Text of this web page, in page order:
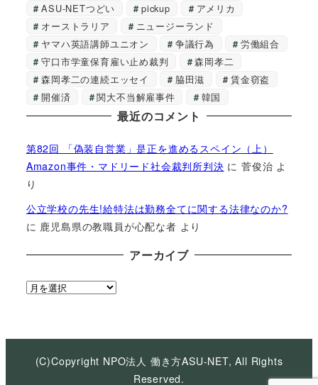
ASU-NETつどい pickup
アメリカ
オーストラリア
ニュージーランド
ヤマハ英語講師ユニオン
争議行為
労働組合
守口市学童保育雇い止め裁判
森岡孝二
森岡孝二の連続エッセイ
脇田滋
賃金窃盗
開催済
関大不当解雇事件 韓国
最近のコメント
第82回 「偽装自営業」是正を進めるスペイン（上）
Amazon事件・マドリード社会裁判所判決 に菅俊治 よ
り
公立学校の先生!給特法は勤務全てに関する法律なのか?
に 鹿児島県の教職員が心配な者 より
アーカイブ
ア
イ
(C)Copyright NPO法人 働き方ASU-NET, All Rights
Reserved.